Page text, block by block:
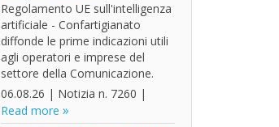
Regolamento UE sull'intelligenza
artificiale - Confartigianato
diffonde le prime indicazioni utili
agli operatori e imprese del
settore della Comunicazione.
06.08.26 | Notizia n. 7260 |
Read more